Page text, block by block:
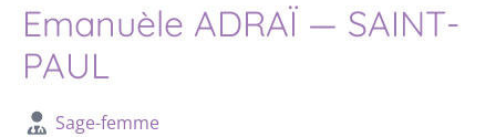
Emanuèle ADRAÏ — SAINT-
PAUL
Sage-femme